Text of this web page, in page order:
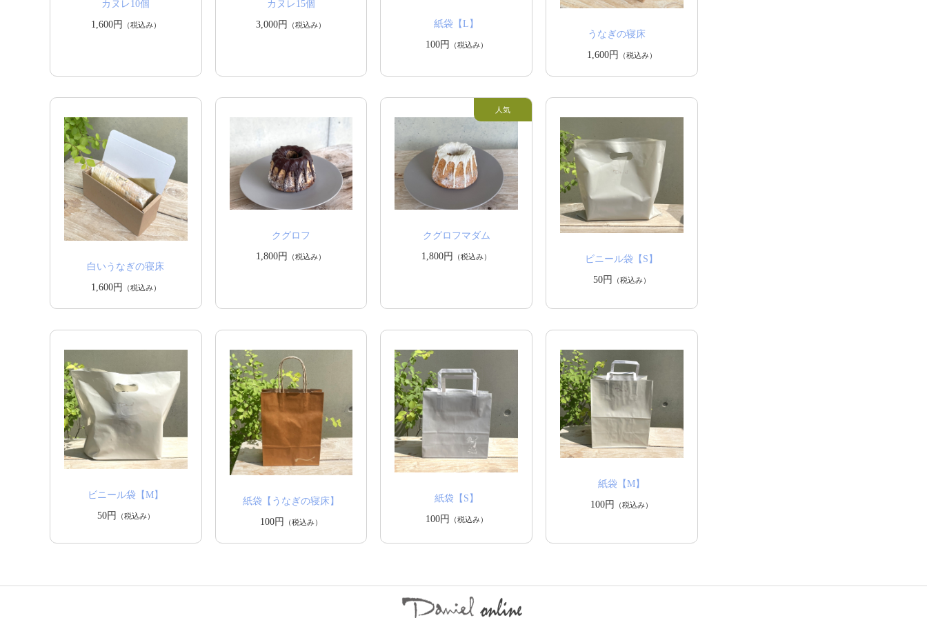
カヌレ10個
1,600円
（税込み）
カヌレ15個
3,000円
（税込み）
紙袋【L】
100円
（税込み）
うなぎの寝床
1,600円
（税込み）
白いうなぎの寝床
1,600円
（税込み）
クグロフ
1,800円
（税込み）
クグロフマダム
1,800円
（税込み）
ビニール袋【S】
50円
（税込み）
ビニール袋【M】
50円
（税込み）
紙袋【うなぎの寝床】
100円
（税込み）
紙袋【S】
100円
（税込み）
紙袋【M】
100円
（税込み）